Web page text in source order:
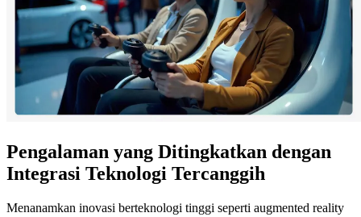
Pengalaman yang Ditingkatkan dengan
Integrasi Teknologi Tercanggih
Menanamkan inovasi berteknologi tinggi seperti augmented reality